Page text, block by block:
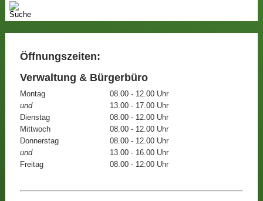
Öffnungszeiten:
Verwaltung & Bürgerbüro
Montag
08.00 - 12.00 Uhr
und
13.00 - 17.00 Uhr
Dienstag
08.00 - 12.00 Uhr
Mittwoch
08.00 - 12.00 Uhr
Donnerstag
08.00 - 12.00 Uhr
und
13.00 - 16.00 Uhr
Freitag
08.00 - 12:00 Uhr